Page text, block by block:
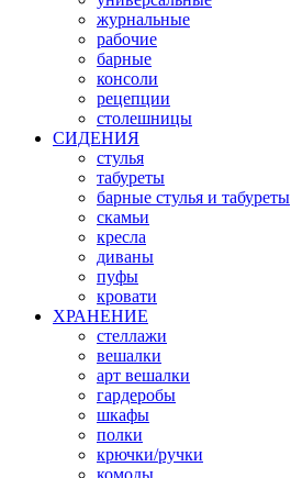
журнальные
рабочие
барные
консоли
рецепции
столешницы
СИДЕНИЯ
стулья
табуреты
барные стулья и табуреты
скамьи
кресла
диваны
пуфы
кровати
ХРАНЕНИЕ
стеллажи
вешалки
арт вешалки
гардеробы
шкафы
полки
крючки/ручки
комоды